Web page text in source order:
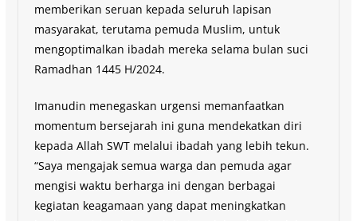
memberikan seruan kepada seluruh lapisan
masyarakat, terutama pemuda Muslim, untuk
mengoptimalkan ibadah mereka selama bulan suci
Ramadhan 1445 H/2024.
Imanudin menegaskan urgensi memanfaatkan
momentum bersejarah ini guna mendekatkan diri
kepada Allah SWT melalui ibadah yang lebih tekun.
“Saya mengajak semua warga dan pemuda agar
mengisi waktu berharga ini dengan berbagai
kegiatan keagamaan yang dapat meningkatkan